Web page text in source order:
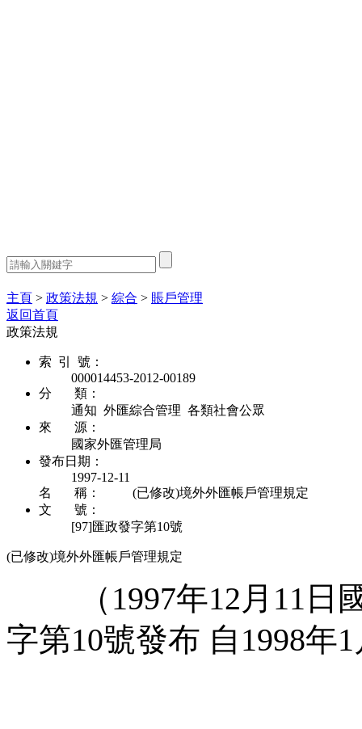
主頁 > 政策法規 > 綜合 > 賬戶管理
返回首頁
政策法規
索 引 號：
000014453-2012-00189
分 類：
通知 外匯綜合管理 各類社會公眾
來 源：
國家外匯管理局
發布日期：
1997-12-11
名 稱：
(已修改)境外外匯帳戶管理規定
文 號：
[97]匯政發字第10號
(已修改)境外外匯帳戶管理規定
（ 1997年12月 11 日
字第10號發布 自 1998年1